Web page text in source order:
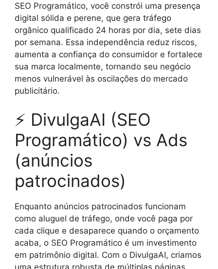
SEO Programático, você constrói uma presença
digital sólida e perene, que gera tráfego
orgânico qualificado 24 horas por dia, sete dias
por semana. Essa independência reduz riscos,
aumenta a confiança do consumidor e fortalece
sua marca localmente, tornando seu negócio
menos vulnerável às oscilações do mercado
publicitário.
⚡ DivulgaAI (SEO
Programático) vs Ads
(anúncios
patrocinados)
Enquanto anúncios patrocinados funcionam
como aluguel de tráfego, onde você paga por
cada clique e desaparece quando o orçamento
acaba, o SEO Programático é um investimento
em patrimônio digital. Com o DivulgaAI, criamos
uma estrutura robusta de múltiplas páginas